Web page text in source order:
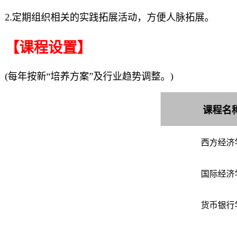
2.定期组织相关的实践拓展活动，方便人脉拓展。
【课程设置】
(每年按新“培养方案”及行业趋势调整。)
课程名
西方经济
国际经济
货币银行